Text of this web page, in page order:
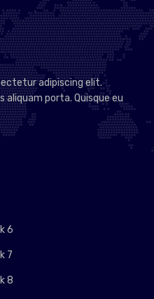
adipiscing elit.
porta. Quisque eu
6
7
8